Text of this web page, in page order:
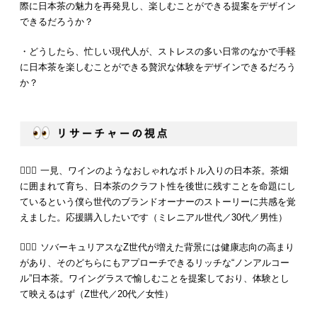
際に日本茶の魅力を再発見し、楽しむことができる提案をデザイン
できるだろうか？
・どうしたら、忙しい現代人が、ストレスの多い日常のなかで手軽
に日本茶を楽しむことができる贅沢な体験をデザインできるだろう
か？
💁🏻‍♂️ 一見、ワインのようなおしゃれなボトル入りの日本茶。茶畑
に囲まれて育ち、日本茶のクラフト性を後世に残すことを命題にし
ているという僕ら世代のブランドオーナーのストーリーに共感を覚
えました。応援購入したいです（ミレニアル世代／30代／男性）
💁🏻‍♀️ ソバーキュリアスなZ世代が増えた背景には健康志向の高まり
があり、そのどちらにもアプローチできるリッチな“ノンアルコー
ル”日本茶。ワイングラスで愉しむことを提案しており、体験とし
て映えるはず（Z世代／20代／女性）